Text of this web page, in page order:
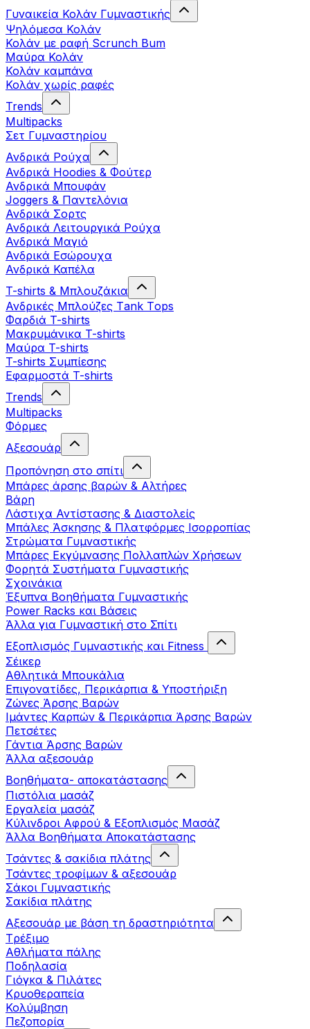
Γυναικεία Κολάν Γυμναστικής
Ψηλόμεσα Κολάν
Κολάν με ραφή Scrunch Bum
Μαύρα Κολάν
Κολάν καμπάνα
Κολάν χωρίς ραφές
Trends
Multipacks
Σετ Γυμναστηρίου
Ανδρικά Ρούχα
Ανδρικά Hoodies & Φούτερ
Ανδρικά Μπουφάν
Joggers & Παντελόνια
Ανδρικά Σορτς
Ανδρικά Λειτουργικά Ρούχα
Ανδρικά Μαγιό
Ανδρικά Εσώρουχα
Ανδρικά Καπέλα
T-shirts & Μπλουζάκια
Ανδρικές Mπλούζες Τank Τops
Φαρδιά T-shirts
Μακρυμάνικα T-shirts
Μαύρα T-shirts
T-shirts Συμπίεσης
Εφαρμοστά T-shirts
Trends
Multipacks
Φόρμες
Αξεσουάρ
Προπόνηση στο σπίτι
Μπάρες άρσης βαρών & Αλτήρες
Βάρη
Λάστιχα Αντίστασης & Διαστολείς
Μπάλες Άσκησης & Πλατφόρμες Ισορροπίας
Στρώματα Γυμναστικής
Μπάρες Εκγύμνασης Πολλαπλών Χρήσεων
Φορητά Συστήματα Γυμναστικής
Σχοινάκια
Έξυπνα Βοηθήματα Γυμναστικής
Power Racks και Βάσεις
Άλλα για Γυμναστική στο Σπίτι
Εξοπλισμός Γυμναστικής και Fitness
Σέικερ
Αθλητικά Μπουκάλια
Επιγονατίδες, Περικάρπια & Υποστήριξη
Ζώνες Άρσης Βαρών
Ιμάντες Καρπών & Περικάρπια Άρσης Βαρών
Πετσέτες
Γάντια Άρσης Βαρών
Άλλα αξεσουάρ
Βοηθήματα- αποκατάστασης
Πιστόλια μασάζ
Εργαλεία μασάζ
Κύλινδροι Αφρού & Εξοπλισμός Μασάζ
Άλλα Βοηθήματα Αποκατάστασης
Τσάντες & σακίδια πλάτης
Τσάντες τροφίμων & αξεσουάρ
Σάκοι Γυμναστικής
Σακίδια πλάτης
Αξεσουάρ με βάση τη δραστηριότητα
Tρέξιμο
Αθλήματα πάλης
Ποδηλασία
Γιόγκα & Πιλάτες
Κρυοθεραπεία
Κολύμβηση
Πεζοπορία